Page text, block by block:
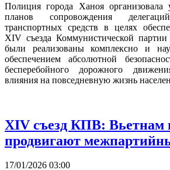
Полиция города Ханоя организовала
планов сопровождения
транспортных средств в целях
XIV съезда Коммунистической
были реализованы комплексно и
обеспечением абсолютной
бесперебойного дорожного
влияния на повседневную жизнь
XIV съезд КПВ: Вьетнам
продвигают
17/01/2026 03:00